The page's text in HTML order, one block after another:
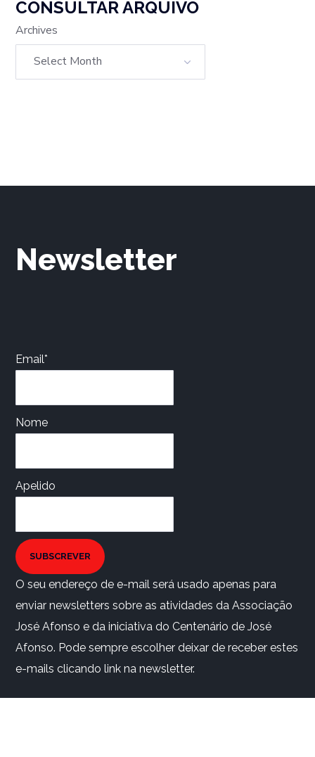
CONSULTAR ARQUIVO
Archives
Newsletter
Email*
Nome
Apelido
SUBSCREVER
O seu endereço de e-mail será usado apenas para
enviar newsletters sobre as atividades da Associação
José Afonso e da iniciativa do Centenário de José
Afonso. Pode sempre escolher deixar de receber estes
e-mails clicando link na newsletter.